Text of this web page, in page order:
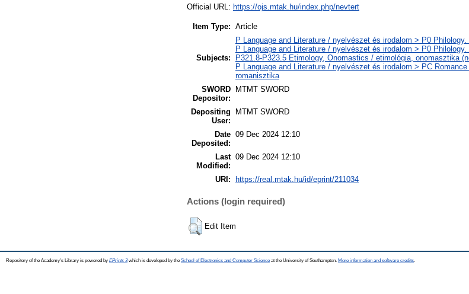
Official URL: https://ojs.mtak.hu/index.php/nevtert
Item Type: Article
Subjects:
P Language and Literature / nyelvészet és irodalom > P0
P Language and Literature / nyelvészet és irodalom > P0
P321.8-P323.5 Etimology, Onomastics / etimológia, onomasztika
P Language and Literature / nyelvészet és irodalom > PC
romanisztika
SWORD
Depositor:
MTMT SWORD
Depositing
User:
MTMT SWORD
Date
Deposited:
09 Dec 2024 12:10
Last
Modified:
09 Dec 2024 12:10
URI: https://real.mtak.hu/id/eprint/211034
Actions (login required)
Edit Item
Repository of the Academy's Library is powered by EPrints 3which is developed by the School of Electronics and Computer Science at the University of Southampton. More information and software credits